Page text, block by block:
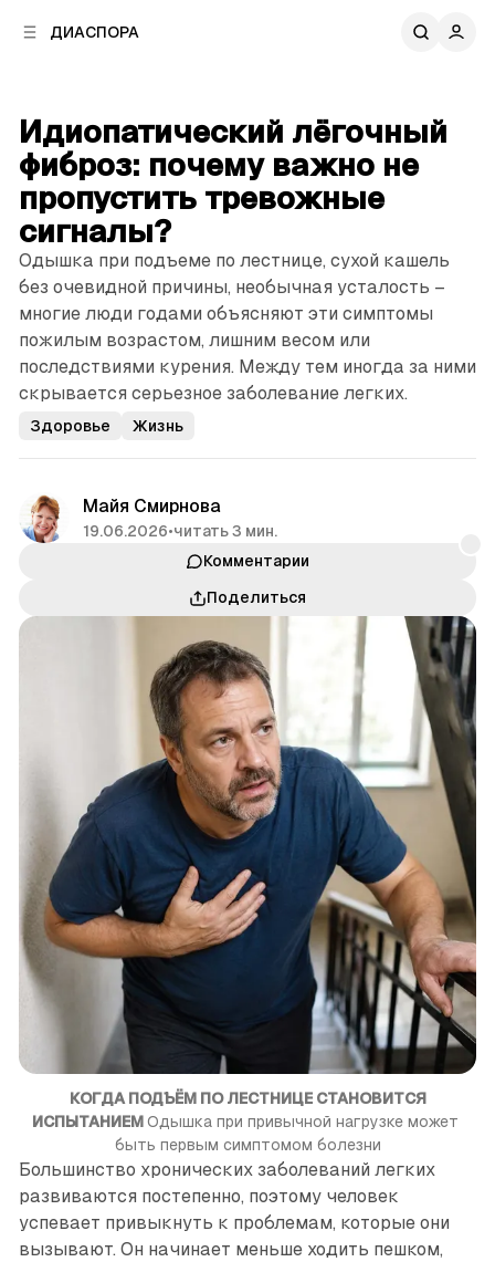
ДИАСПОРА
Идиопатический лёгоч­ный
фиброз: почему важно не
пропустить тревожные
сигналы?
Одышка при подъеме по лестнице, сухой кашель
без очевидной причины, необычная усталость –
многие люди годами объясняют эти симптомы
пожилым возрастом, лишним весом или
последствиями курения. Между тем иногда за ними
скрывается серьезное заболевание легких.
Здоровье Жизнь
Майя Смирнова
19.06.2026•читать 3 мин.
Комментарии
Поделиться
КОГДА ПОДЪЁМ ПО ЛЕСТНИЦЕ СТАНОВИТСЯ
ИСПЫТАНИЕМ Одышка при привычной нагрузке может
быть первым симптомом болезни
Большинство хронических заболеваний легких
развиваются постепенно, поэтому человек
успевает привыкнуть к проблемам, которые они
вызывают. Он начинает меньше ходить пешком,